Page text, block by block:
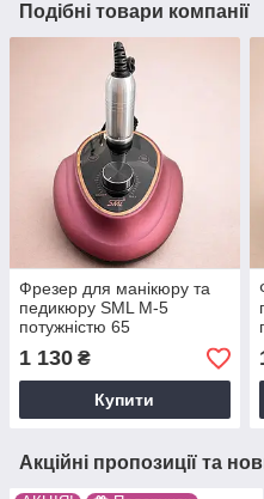
Подібні товари компанії
Фрезер для манікюру та
педикюру SML M-5
потужністю 65
Вт-35тис.об/хв.+насадки в
комплекті.
1 130 ₴
Купити
Акційні пропозиції та